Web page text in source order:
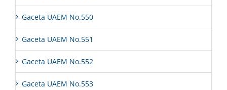
Gaceta UAEM No.550
Gaceta UAEM No.551
Gaceta UAEM No.552
Gaceta UAEM No.553